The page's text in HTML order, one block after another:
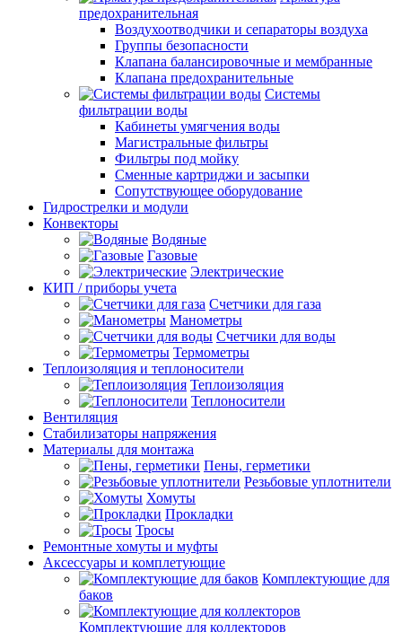
предохранительная
Воздухоотводчики и сепараторы воздуха
Группы безопасности
Клапана балансировочные и мембранные
Клапана предохранительные
Системы
фильтрации воды
Кабинеты умягчения воды
Магистральные фильтры
Фильтры под мойку
Сменные картриджи и засыпки
Сопутствующее оборудование
Гидрострелки и модули
Конвекторы
Водяные
Газовые
Электрические
КИП / приборы учета
Счетчики для газа
Манометры
Счетчики для воды
Термометры
Теплоизоляция и теплоносители
Теплоизоляция
Теплоносители
Вентиляция
Стабилизаторы напряжения
Материалы для монтажа
Пены, герметики
Резьбовые уплотнители
Хомуты
Прокладки
Тросы
Ремонтные хомуты и муфты
Аксессуары и комплетующие
Комплектующие для
баков
Комплектующие для коллекторов